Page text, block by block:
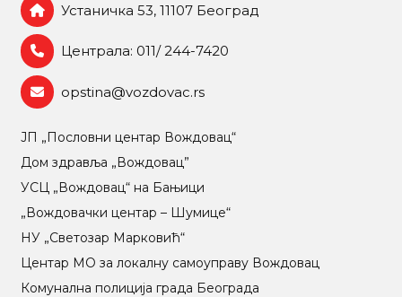
Устаничка 53, 11107 Београд
Централа: 011/ 244-7420
opstina@vozdovac.rs
ЈП „Пословни центар Вождовац“
Дом здравља „Вождовац”
УСЦ „Вождовац“ на Бањици
„Вождовачки центар – Шумице“
НУ „Светозар Марковић“
Центар МO за локалну самоуправу Вождовац
Комунална полиција града Београда